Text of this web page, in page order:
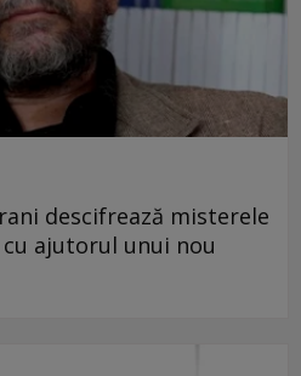
descifrează misterele
ajutorul unui nou